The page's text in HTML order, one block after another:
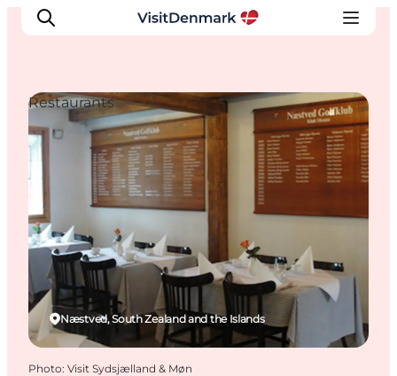
Inspirations
Destinations
Quoi faire
Hébergements
Planifiez votre voyage
Næstved, South Zealand and the Islands
Restaurants
Photo: Visit Sydsjælland & Møn